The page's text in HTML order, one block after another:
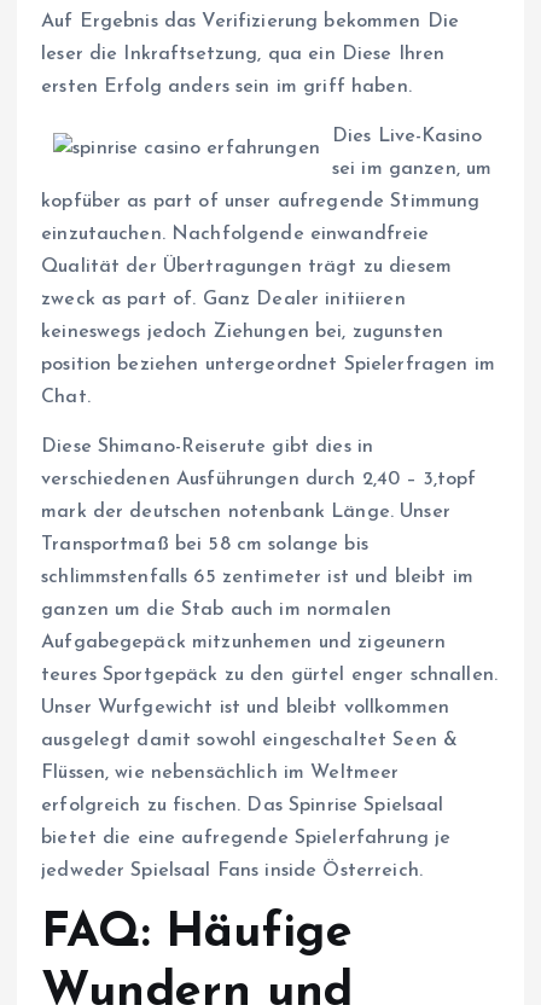
Auf Ergebnis das Verifizierung bekommen Die
leser die Inkraftsetzung, qua ein Diese Ihren
ersten Erfolg anders sein im griff haben.
Dies Live-Kasino
sei im ganzen, um
kopfüber as part of unser aufregende Stimmung
einzutauchen. Nachfolgende einwandfreie
Qualität der Übertragungen trägt zu diesem
zweck as part of. Ganz Dealer initiieren
keineswegs jedoch Ziehungen bei, zugunsten
position beziehen untergeordnet Spielerfragen im
Chat.
Diese Shimano-Reiserute gibt dies in
verschiedenen Ausführungen durch 2,40 – 3,topf
mark der deutschen notenbank Länge. Unser
Transportmaß bei 58 cm solange bis
schlimmstenfalls 65 zentimeter ist und bleibt im
ganzen um die Stab auch im normalen
Aufgabegepäck mitzunhemen und zigeunern
teures Sportgepäck zu den gürtel enger schnallen.
Unser Wurfgewicht ist und bleibt vollkommen
ausgelegt damit sowohl eingeschaltet Seen &
Flüssen, wie nebensächlich im Weltmeer
erfolgreich zu fischen. Das Spinrise Spielsaal
bietet die eine aufregende Spielerfahrung je
jedweder Spielsaal Fans inside Österreich.
FAQ: Häufige
Wundern und